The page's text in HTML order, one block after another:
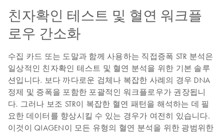
친자확인 테스트 및 혈연 워크플
로우 간소화
수집 카드 또는 도말과 함께 사용하는 직접증폭 STR 분석은
일상적인 친자확인 테스트 및 혈연 분석을 위한 기본 솔루
션입니다. 보다 까다로운 검체나 복잡한 사례의 경우 DNA
정제 및 증폭을 포함한 포괄적인 워크플로우가 권장됩니
다. 그러나 보조 STR이 복잡한 혈연 패턴을 해석하는 데 필
요한 데이터를 향상시킬 수 있는 경우가 여전히 있습니다.
이것이 QIAGEN이 모든 유형의 혈연 분석을 위한 광범위한